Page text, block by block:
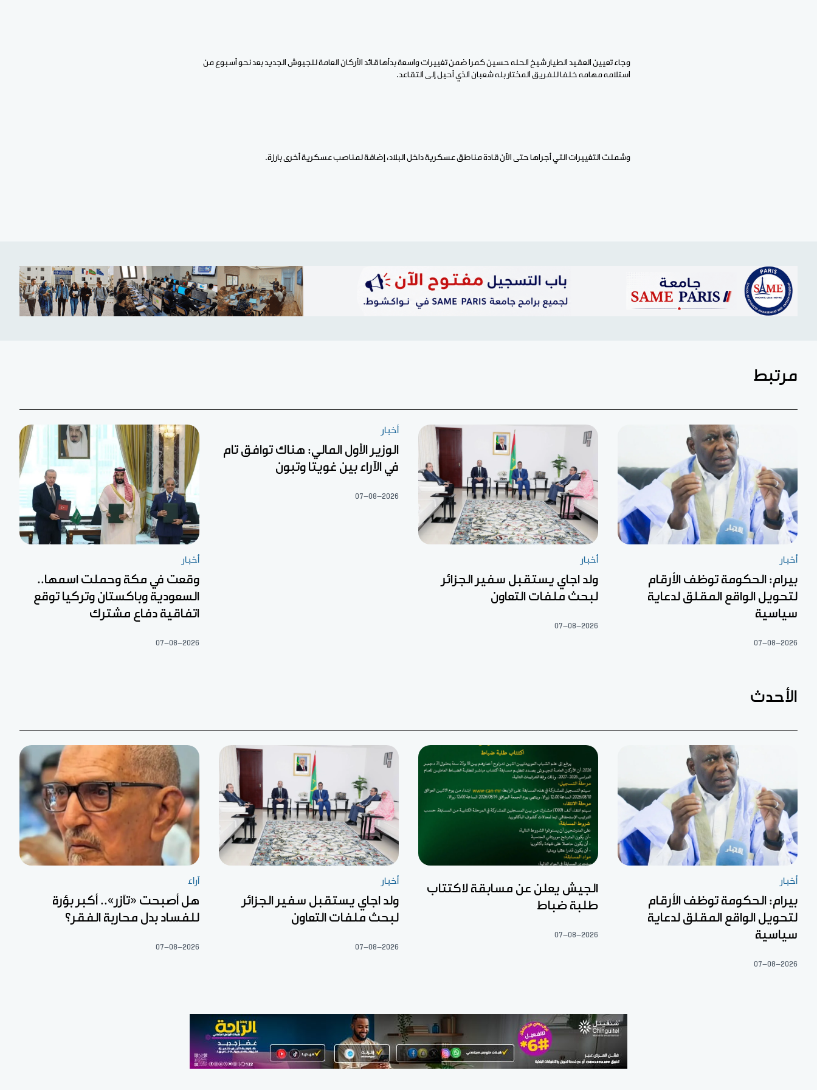
وجاء تعيين العقيد الطيار شيخ الحله حسين كمرا ضمن تغييرات واسعة بدأها قائد الأركان العامة للجيوش الجديد بعد نحو أسبوع من
استلامه مهامه خلفا للفريق المختار بله شعبان الذي أحيل إلى التقاعد.
وشملت التغييرات التي أجراها حتى الآن قادة مناطق عسكرية داخل البلاد، إضافة لمناصب عسكرية أخرى بارزة.
مرتبط
أخبار
بيرام: الحكومة توظف الأرقام
لتحويل الواقع المقلق لدعاية
سياسية
07-08-2026
أخبار
ولد اجاي يستقبل سفير الجزائر
لبحث ملفات التعاون
07-08-2026
أخبار
الوزير الأول المالي: هناك توافق تام
في الآراء بين غويتا وتبون
07-08-2026
أخبار
وقعت في مكة وحملت اسمها..
السعودية وباكستان وتركيا توقع
اتفاقية دفاع مشترك
07-08-2026
الأحدث
أخبار
بيرام: الحكومة توظف الأرقام
لتحويل الواقع المقلق لدعاية
سياسية
07-08-2026
الجيش يعلن عن مسابقة لاكتتاب
طلبة ضباط
07-08-2026
أخبار
ولد اجاي يستقبل سفير الجزائر
لبحث ملفات التعاون
07-08-2026
آراء
هل أصبحت «تآزر».. أكبر بؤرة
للفساد بدل محاربة الفقر؟
07-08-2026